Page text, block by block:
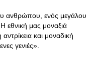
ανθρώπου, ενός μεγάλου
μας μοναξιά
και μοναδική
γενιές».